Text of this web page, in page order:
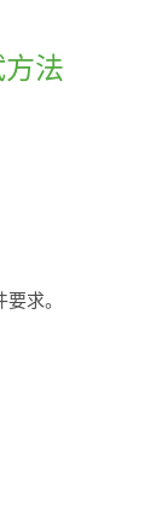
法
求。